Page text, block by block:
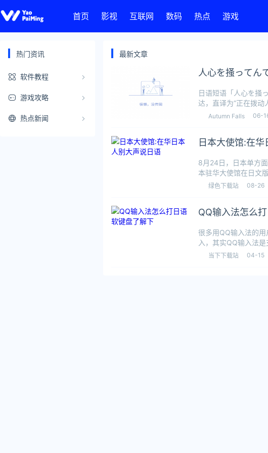
首页 影视 互联网 数码 热点 游戏
热门资讯
软件教程
游戏攻略
热点新闻
最新文章
人心を掻ってん
日语短语「人心を掻
达，直译为“正在拨
随疑问或转折。这
Autumn Falls 06-
日本大使馆:在
8月24日，日本单方
本驻华大使馆在日文
尽量谨言慎行，
绿色下载站 08-26
QQ输入法怎么
很多用QQ输入法的
入，其实QQ输入法
在输入法的状态栏上
当下下载站 04-15